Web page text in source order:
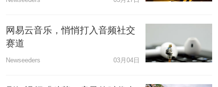
网易云音乐，悄悄打入音频社交
赛道
Newseeders 03月04日